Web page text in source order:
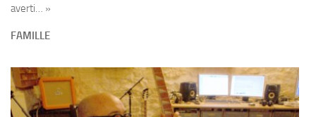
averti… »
FAMILLE